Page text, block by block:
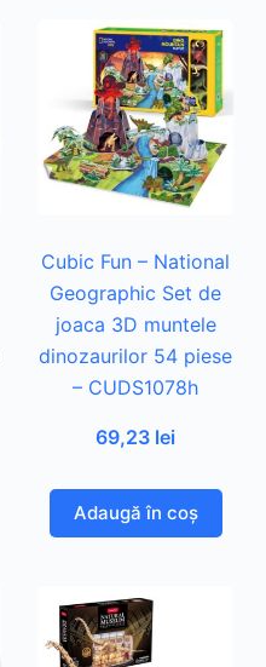
Cubic Fun – National
Geographic Set de
joaca 3D muntele
dinozaurilor 54 piese
– CUDS1078h
69,23 lei
Adaugă în coș